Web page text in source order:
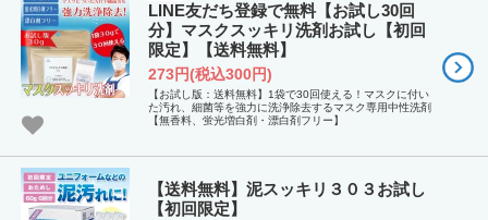
LINE友だち登録で無料【お試し30回
分】マスクスッキリ洗剤お試し【初回
限定】【送料無料】
273円(税込300円)
【お試し版：送料無料】1袋で30回使える！マスクに付い
た汚れ、細菌等を強力に洗浄除去するマスク専用中性洗剤
【無香料、蛍光増白剤・漂白剤フリー】
【送料無料】泥スッキリ３０３お試し
【初回限定】